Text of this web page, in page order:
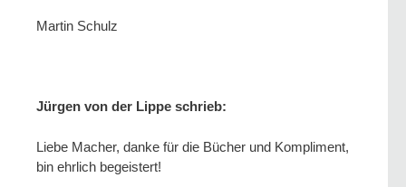
Martin Schulz
Jürgen von der Lippe schrieb:
Liebe Macher, danke für die Bücher und Kompliment,
bin ehrlich begeistert!